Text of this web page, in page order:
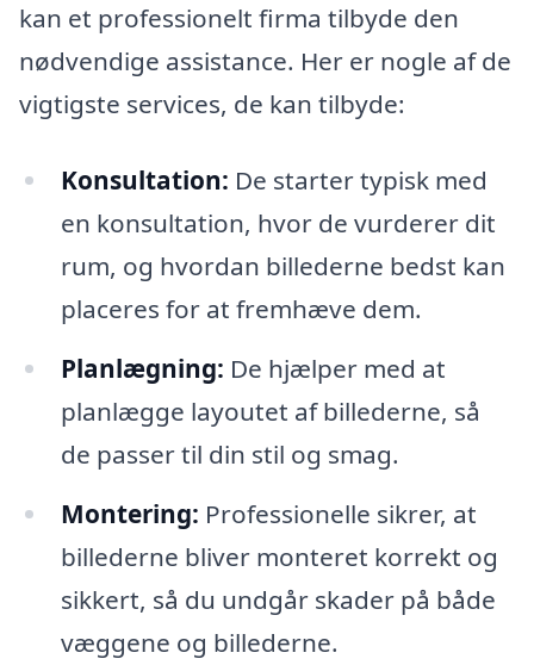
kan et professionelt firma tilbyde den
nødvendige assistance. Her er nogle af de
vigtigste services, de kan tilbyde:
Konsultation: De starter typisk med
en konsultation, hvor de vurderer dit
rum, og hvordan billederne bedst kan
placeres for at fremhæve dem.
Planlægning: De hjælper med at
planlægge layoutet af billederne, så
de passer til din stil og smag.
Montering: Professionelle sikrer, at
billederne bliver monteret korrekt og
sikkert, så du undgår skader på både
væggene og billederne.